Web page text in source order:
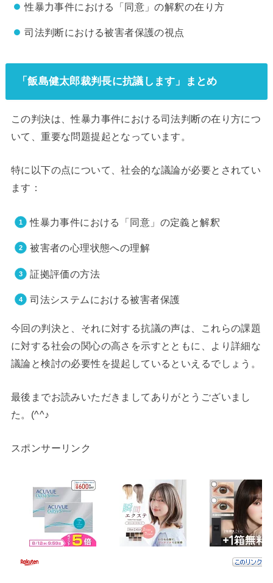
性暴力事件における「同意」の解釈の在り方
司法判断における被害者保護の視点
「飯島健太郎裁判長に抗議します」まとめ
この判決は、性暴力事件における司法判断の在り方につ
いて、重要な問題提起となっています。
特に以下の点について、社会的な議論が必要とされてい
ます：
性暴力事件における「同意」の定義と解釈
被害者の心理状態への理解
証拠評価の方法
司法システムにおける被害者保護
今回の判決と、それに対する抗議の声は、これらの課題
に対する社会の関心の高さを示すとともに、より詳細な
議論と検討の必要性を提起しているといえるでしょう。
最後までお読みいただきましてありがとうございまし
た。(^^♪
スポンサーリンク